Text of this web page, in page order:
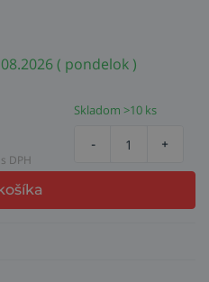
( pondelok )
DPH
Skladom >10 ks
- +